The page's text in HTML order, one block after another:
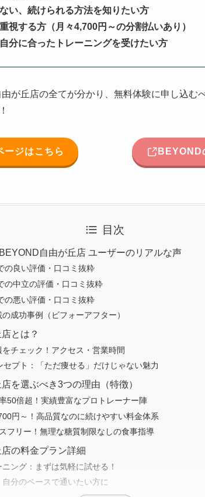
い、続けられる方法を知りたい方
視する方（月々4,700円～の分割払いあり）
分に合ったトレーニングを受けたい方
が丘店の全てが分かり、無料体験に申し込む
ージはこちら BEYOND
目次
自由が丘店 ユーザーのリアルな声
の良い評価・口コミ抜粋
の中立の評価・口コミ抜粋
の悪い評価・口コミ抜粋
成功事例（ビフォーアフター）
とは？
をチェック！アクセス・営業時間
セプト：「ただ痩せる」だけじゃない魅力
を選ぶべき3つの理由（特徴）
50倍超！実績豊富なプロトレーナー陣
円～！高品質なのに続けやすい料金体系
フリー！無理な糖質制限なしの食事指導
の料金プラン詳細
ング：まずは気軽に試せる！
分のペースで通いたい方に